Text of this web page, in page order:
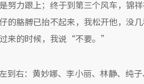
力跟上；终于到第三个风车，锦
的胳膊已抬不起来，我松开他，没
来的时候，我说“不要。”
到右：黄妙娜、李小丽、林静、纯